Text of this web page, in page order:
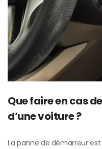
Que faire en cas
d’une voiture ?
La panne de démarreur